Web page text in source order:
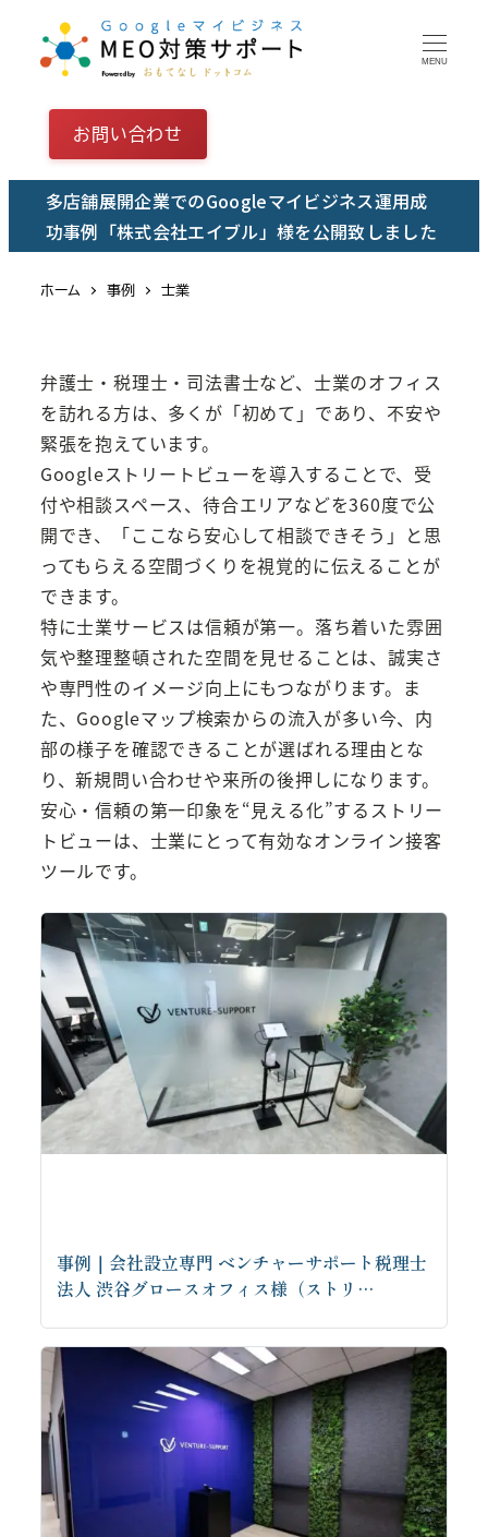
テ
MENU
お問い合わせ
多店舗展開企業でのGoogleマイビジネス運用成
功事例「株式会社エイブル」様を公開致しました
ホーム 事例 士業
弁護士・税理士・司法書士など、士業のオフィス
を訪れる方は、多くが「初めて」であり、不安や
緊張を抱えています。
Googleストリートビューを導入することで、受
付や相談スペース、待合エリアなどを360度で公
開でき、「ここなら安心して相談できそう」と思
ってもらえる空間づくりを視覚的に伝えることが
できます。
特に士業サービスは信頼が第一。落ち着いた雰囲
気や整理整頓された空間を見せることは、誠実さ
や専門性のイメージ向上にもつながります。ま
た、Googleマップ検索からの流入が多い今、内
部の様子を確認できることが選ばれる理由とな
り、新規問い合わせや来所の後押しになります。
安心・信頼の第一印象を“見える化”するストリー
トビューは、士業にとって有効なオンライン接客
ツールです。
事例｜会社設立専門 ベンチャーサポート税理士
法人 渋谷グロースオフィス様（ストリ…